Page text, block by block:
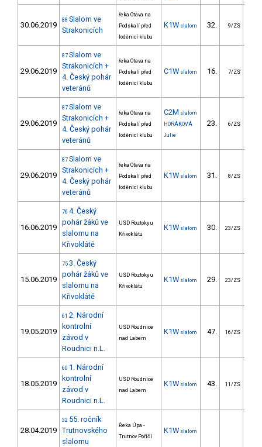
30.06.2019
88 Slalom ve
Strakonicích
řeka Otava na
Podskalí před
loděnicí klubu
K1W slalom 32. 9/ZS
29.06.2019
87 Slalom ve
Strakonicích +
4. Český pohár
veteránů
řeka Otava na
Podskalí před
loděnicí klubu
C1W slalom 16. 7/ZS
29.06.2019
87 Slalom ve
Strakonicích +
4. Český pohár
veteránů
řeka Otava na
Podskalí před
loděnicí klubu
C2M slalom
HORÁKOVÁ
Julie
23. 6/ZS
29.06.2019
87 Slalom ve
Strakonicích +
4. Český pohár
veteránů
řeka Otava na
Podskalí před
loděnicí klubu
K1W slalom 31. 8/ZS
16.06.2019
76 4. Český
pohár žáků ve
slalomu na
Křivoklátě
USD Roztoky u
Křivoklátu
K1W slalom 30. 23/ZS
15.06.2019
75 3. Český
pohár žáků ve
slalomu na
Křivoklátě
USD Roztoky u
Křivoklátu
K1W slalom 29. 23/ZS
19.05.2019
61 2. Národní
kontrolní
závod v
Roudnici n.L.
USD Roudnice
nad Labem
K1W slalom 47. 16/ZS
18.05.2019
60 1. Národní
kontrolní
závod v
Roudnici n.L.
USD Roudnice
nad Labem
K1W slalom 43. 11/ZS
28.04.2019
32 55. ročník
Trutnovského
slalomu
Řeka Úpa -
Trutnov Poříčí
K1W slalom